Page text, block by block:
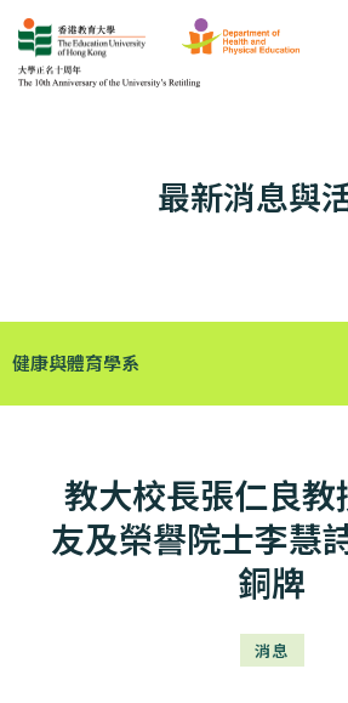
最新消息與
健康與體育學系
教大校長張仁良教
友及榮譽院士李慧
銅牌
消息